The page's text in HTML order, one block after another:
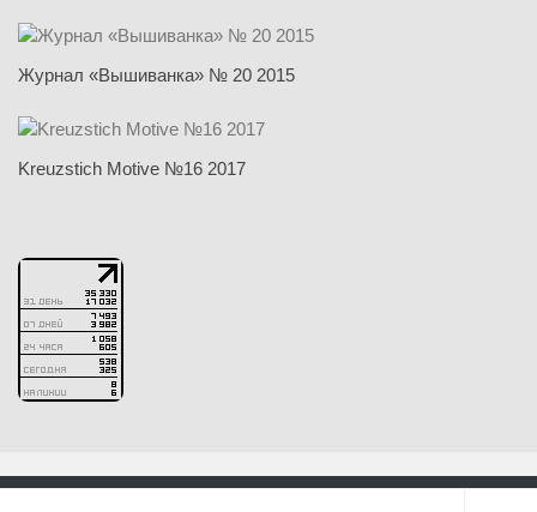
Журнал «Вышиванка» № 20 2015
Kreuzstich Motive №16 2017